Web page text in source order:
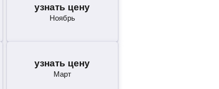
узнать цену
Ноябрь
узнать цену
Март